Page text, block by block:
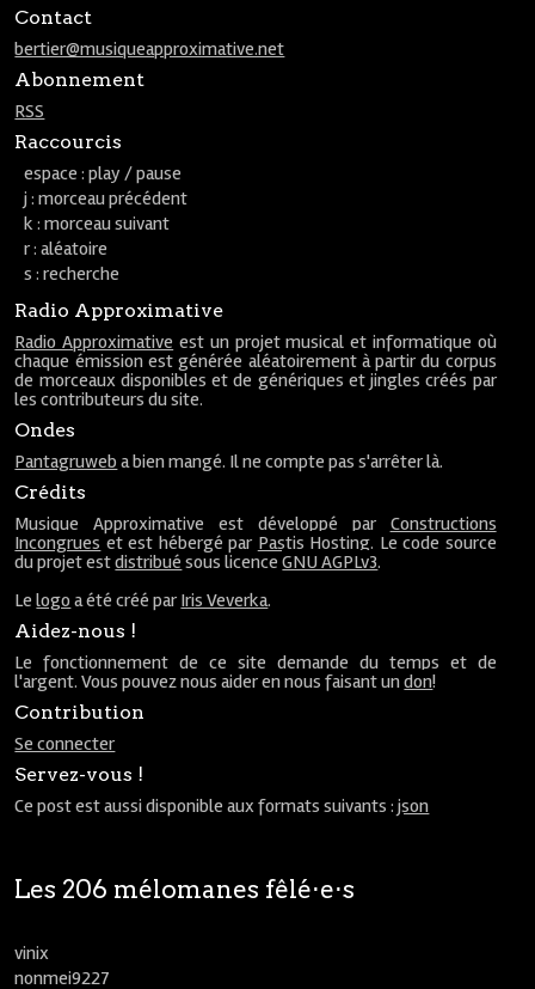
Contact
bertier@musiqueapproximative.net
Abonnement
RSS
Raccourcis
espace : play / pause
j : morceau précédent
k : morceau suivant
r : aléatoire
s : recherche
Radio Approximative
Radio Approximative est un projet musical et informatique où
chaque émission est générée aléatoirement à partir du corpus
de morceaux disponibles et de génériques et jingles créés par
les contributeurs du site.
Ondes
Pantagruweb a bien mangé. Il ne compte pas s'arrêter là.
Crédits
Musique Approximative est développé par Constructions
Incongrues et est hébergé par Pastis Hosting. Le code source
du projet estdistribué sous licenceGNU AGPLv3.
Lelogo a été créé par Iris Veverka.
Aidez-nous !
Le fonctionnement de ce site demande du temps et de
l'argent. Vous pouvez nous aider en nous faisant undon!
Contribution
Se connecter
Servez-vous !
Ce post est aussi disponible aux formats suivants :json
Les 206 mélomanes fêlé⋅e⋅s
vinix
nonmei9227